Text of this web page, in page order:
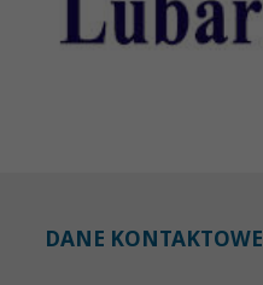
DANE KONTAKTOWE